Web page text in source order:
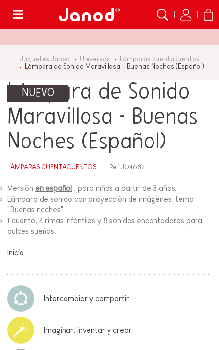
Juguetes Janod Universos
Lámparas cuentacuentos
Lámpara de Sonido Maravillosa - Buenas Noches (Español)
NUEVO
Lámpara de Sonido
Maravillosa - Buenas
Noches (Español)
LÁMPARAS CUENTACUENTOS RefJ04682
Versión en español , para niños a partir de 3 años.
Lámpara de sonido con proyección de imágenes, tema
"Buenas noches"
1 cuento, 4 rimas infantiles y 8 sonidos encantadores para
dulces sueños.
Inicio
Intercambiar y compartir
Imaginar, inventar y crear